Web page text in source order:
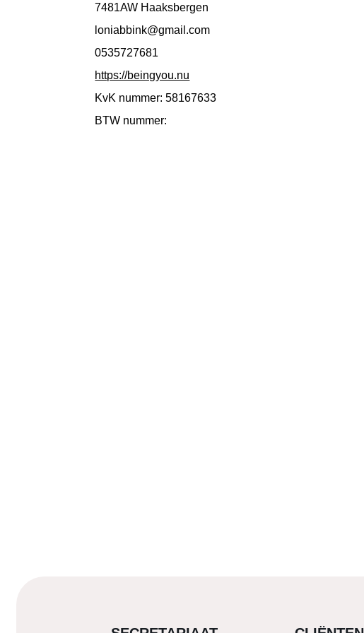
7481AW Haaksbergen
loniabbink@gmail.com
0535727681
https://beingyou.nu
KvK nummer: 58167633
BTW nummer: